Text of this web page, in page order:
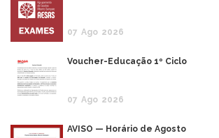
07 Ago 2026
Voucher-Educação 1º Ciclo
07 Ago 2026
AVISO — Horário de Agosto